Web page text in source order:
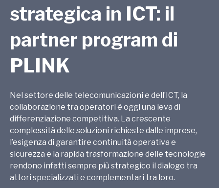
strategica in ICT: il
partner program di
PLINK
Nel settore delle telecomunicazioni e dell’ICT, la
collaborazione tra operatori è oggi una leva di
differenziazione competitiva. La crescente
complessità delle soluzioni richieste dalle imprese,
l’esigenza di garantire continuità operativa e
sicurezza e la rapida trasformazione delle tecnologie
rendono infatti sempre più strategico il dialogo tra
attori specializzati e complementari tra loro.